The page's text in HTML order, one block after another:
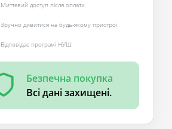
Миттєвий доступ після оплати
Зручно дивитися на будь-якому пристрої
Відповідає програмі НУШ
Безпечна покупка
Всі дані захищені.